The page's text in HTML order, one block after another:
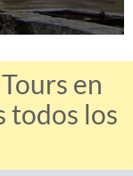
en
todos los